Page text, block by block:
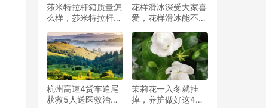
莎米特拉杆箱质量怎
么样，莎米特拉杆箱
花样滑冰深受大家喜
爱，花样滑冰能不能
了
杭州高速4货车追尾
获救5人送医救治，
茉莉花一入冬就挂
掉，养护做好这4